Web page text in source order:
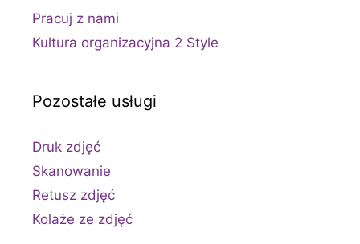
Pracuj z nami
Kultura organizacyjna 2 Style
Pozostałe usługi
Druk zdjęć
Skanowanie
Retusz zdjęć
Kolaże ze zdjęć